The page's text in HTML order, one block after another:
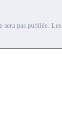
sera pas publiée.